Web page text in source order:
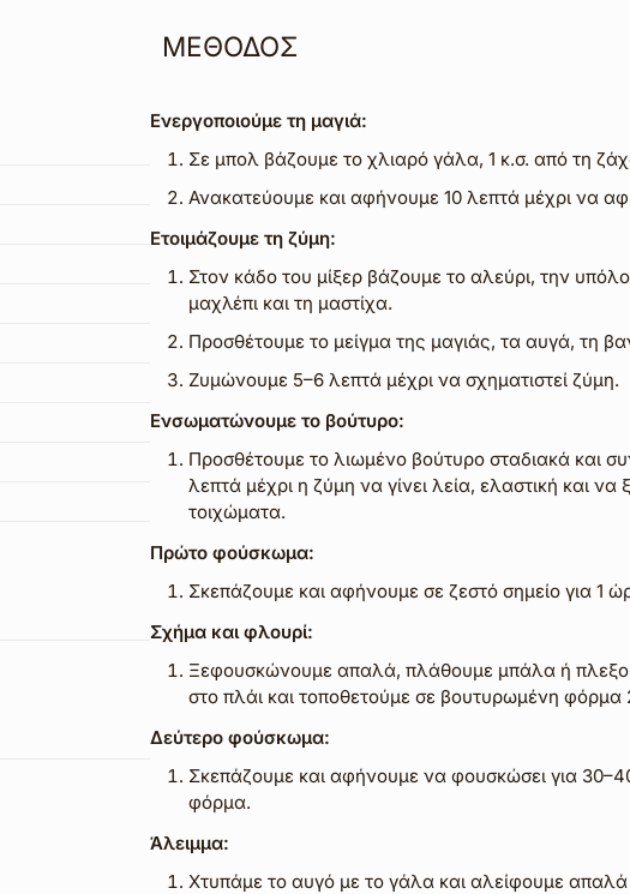
ΜΕΘΟΔΟΣ
Ενεργοποιούμε τη μαγιά:
Σε μπολ βάζουμε το χλιαρό γάλα, 1 κ.σ. από τη
Ανακατεύουμε και αφήνουμε 10 λεπτά μέχρι να
Ετοιμάζουμε τη ζύμη:
Στον κάδο του μίξερ βάζουμε το αλεύρι, την
μαχλέπι και τη μαστίχα.
Προσθέτουμε το μείγμα της μαγιάς, τα αυγά, τη
Ζυμώνουμε 5–6 λεπτά μέχρι να σχηματιστεί ζύμη.
Ενσωματώνουμε το βούτυρο:
Προσθέτουμε το λιωμένο βούτυρο σταδιακά και
λεπτά μέχρι η ζύμη να γίνει λεία, ελαστική και
τοιχώματα.
Πρώτο φούσκωμα:
Σκεπάζουμε και αφήνουμε σε ζεστό σημείο για 1
Σχήμα και φλουρί:
Ξεφουσκώνουμε απαλά, πλάθουμε μπάλα ή
στο πλάι και τοποθετούμε σε βουτυρωμένη φόρμα
Δεύτερο φούσκωμα:
Σκεπάζουμε και αφήνουμε να φουσκώσει για
φόρμα.
Άλειμμα:
Χτυπάμε το αυγό με το γάλα και αλείφουμε απαλά